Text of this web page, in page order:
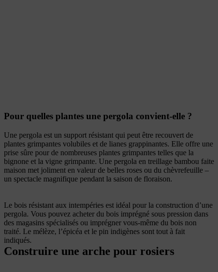
Pour quelles plantes une pergola convient-elle ?
Une pergola est un support résistant qui peut être recouvert de
plantes grimpantes volubiles et de lianes grappinantes. Elle offre une
prise sûre pour de nombreuses plantes grimpantes telles que la
bignone et la vigne grimpante. Une pergola en treillage bambou faite
maison met joliment en valeur de belles roses ou du chèvrefeuille –
un spectacle magnifique pendant la saison de floraison.
Le bois résistant aux intempéries est idéal pour la construction d’une
pergola. Vous pouvez acheter du bois imprégné sous pression dans
des magasins spécialisés ou imprégner vous-même du bois non
traité. Le mélèze, l’épicéa et le pin indigènes sont tout à fait
indiqués.
Construire une arche pour rosiers